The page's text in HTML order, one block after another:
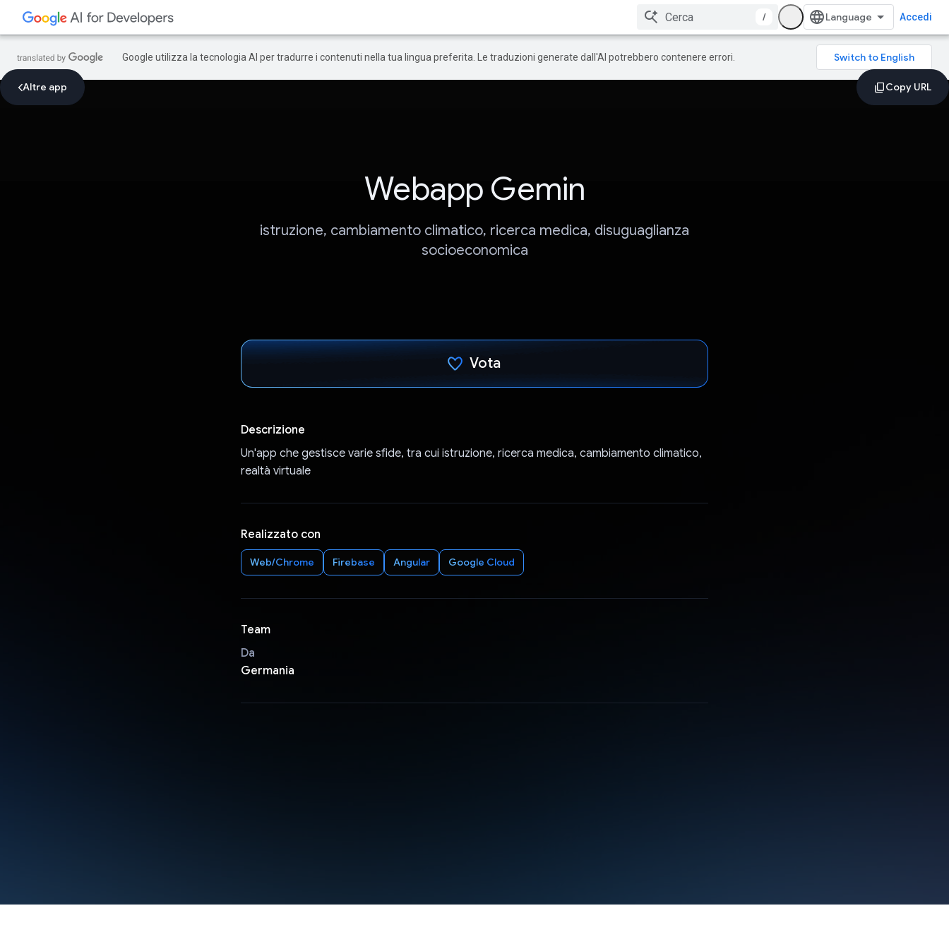
/ Accedi
Google utilizza la tecnologia AI per tradurre i contenuti nella tua lingua preferita. Le traduzioni generate dall'AI potrebbero contenere errori.
Altre app
Webapp Gemin
istruzione, cambiamento climatico, ricerca medica, disuguaglianza
socioeconomica
Vota
Descrizione
Un'app che gestisce varie sfide, tra cui istruzione, ricerca medica, cambiamento climatico,
realtà virtuale
Realizzato con
Web/Chrome Firebase Angular Google Cloud
Team
Da
Germania